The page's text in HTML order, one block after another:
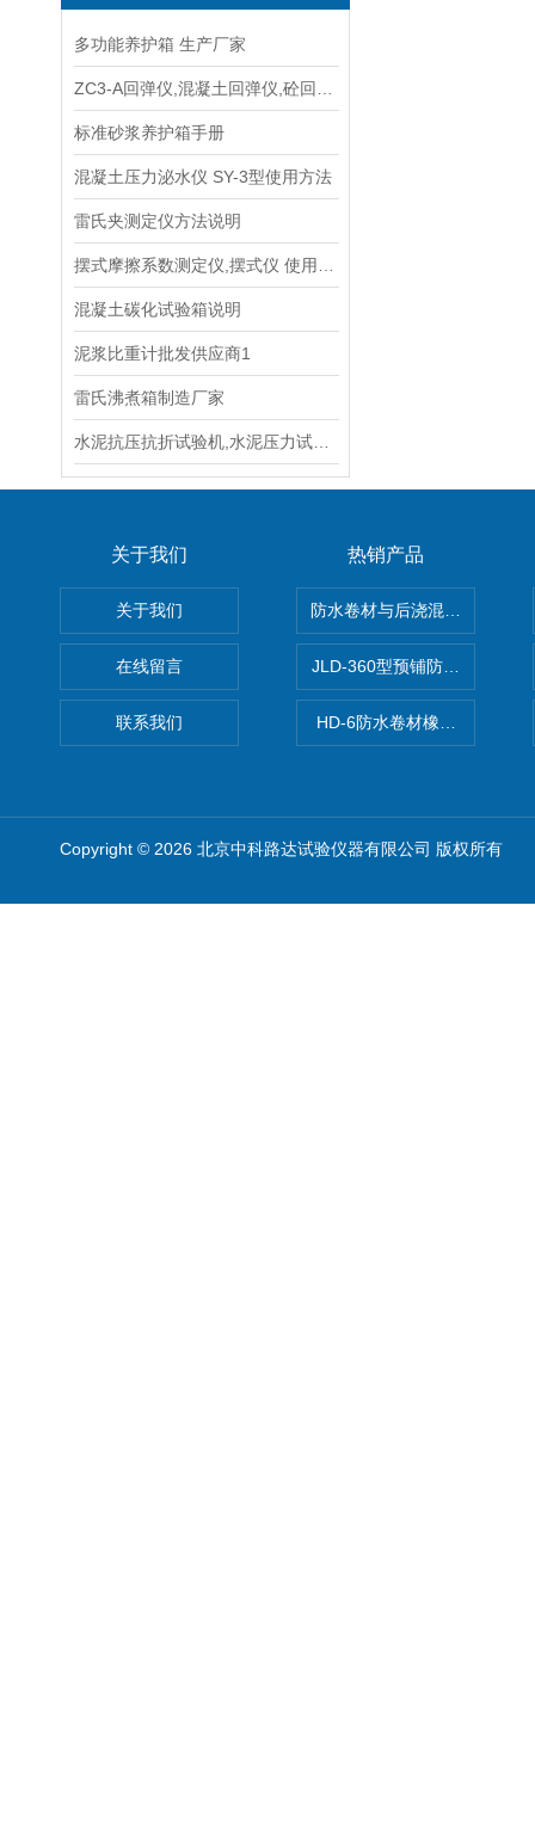
多功能养护箱 生产厂家
标准砂浆养护箱手册
混凝土压力泌水仪 SY-3型使用方法
雷氏夹测定仪方法说明
混凝土碳化试验箱说明
泥浆比重计批发供应商1
雷氏沸煮箱制造厂家
关于我们
关于我们
在线留言
联系我们
热销产品
防水卷材与后浇混凝土剥离强
JLD-360型预铺防水卷材抗冲
HD-6防水卷材橡胶测厚仪
Copyright © 2026 北京中科路达试验仪器有限公司 版权所有